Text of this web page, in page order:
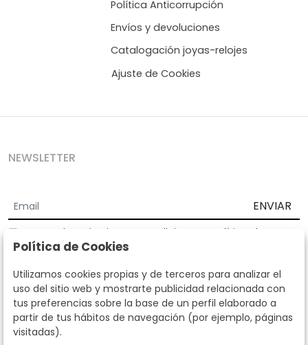
Política Anticorrupción
Envíos y devoluciones
Catalogación joyas-relojes
Ajuste de Cookies
NEWSLETTER
ENVIAR
Acepto los Términos y Condiciones
Política de
privacidad
Según la LOPD y disposiciones de desarrollo, informamos que sus
datos personales serán tratados por parte de Subastas Segre con la
finalidad de gestionar la relación comercial. Puede ejercitar los
derechos de acceso, rectificación, cancelación, oposición y demás
derechos en los términos establecidos en la normativa vigente
dirigiéndote a nosotros. Asimismo, nos puede solicitar el envío de
Política de Cookies
Utilizamos cookies propias y de terceros para analizar el
uso del sitio web y mostrarte publicidad relacionada con
tus preferencias sobre la base de un perfil elaborado a
partir de tus hábitos de navegación (por ejemplo, páginas
visitadas).